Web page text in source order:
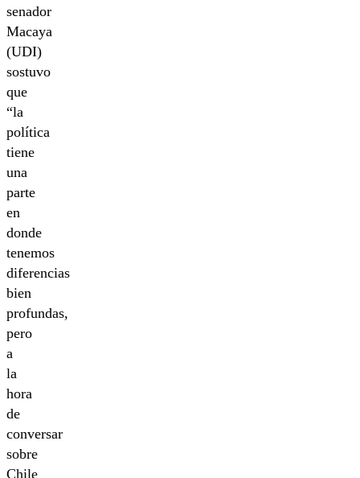
senador
Macaya
(UDI)
sostuvo
que
“la
política
tiene
una
parte
en
donde
tenemos
diferencias
bien
profundas,
pero
a
la
hora
de
conversar
sobre
Chile